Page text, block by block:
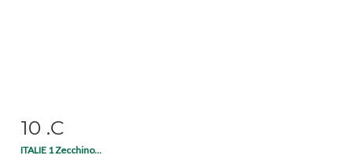
Item detail
10 .C
ITALIE 1 Zecchino...